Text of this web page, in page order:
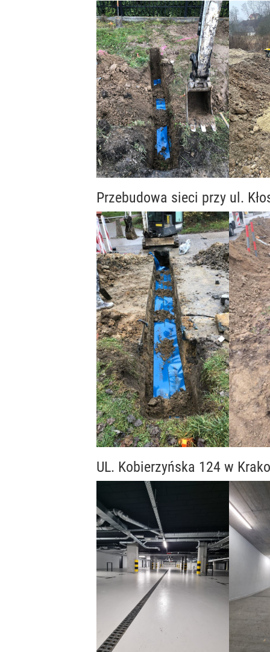
Przebudowa sieci przy ul.
UL. Kobierzyńska 124 w